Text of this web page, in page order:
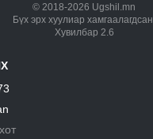
© 2018-2026 Ugshil.mn
Бүх эрх хуулиар хамгаалагдсан.
Хувилбар 2.6